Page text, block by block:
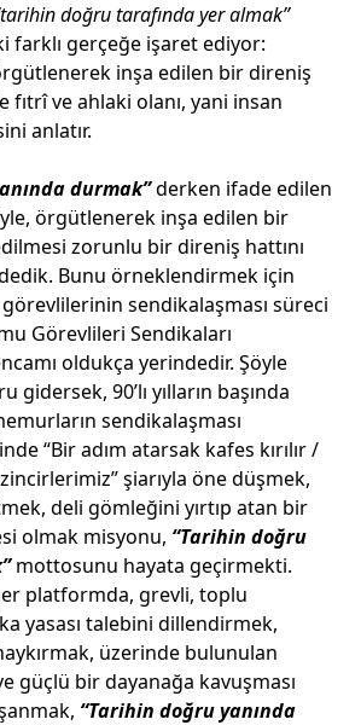
doğru tarafında yer almak”
farklı gerçeğe işaret ediyor:
inşa edilen bir direniş
fıtrî ve ahlaki olanı, yani insan
anlatır.
durmak”derken ifade edilen
örgütlenerek inşa edilen bir
zorunlu bir direniş hattını
Bunu örneklendirmek için
sendikalaşması süreci
Görevlileri Sendikaları
oldukça yerindedir. Şöyle
gidersek, 90’lı yılların başında
sendikalaşması
“Bir adım atarsak kafes kırılır /
şiarıyla öne düşmek,
deli gömleğini yırtıp atan bir
olmak misyonu, “Tarihin doğru
mottosunu hayata geçirmekti.
platformda, grevli, toplu
yasası talebini dillendirmek,
üzerinde bulunulan
güçlü bir dayanağa kavuşması
“Tarihin doğru yanında